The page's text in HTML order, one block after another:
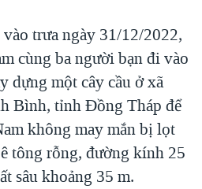
trưa ngày 31/12/2022,
cùng ba người bạn đi vào
dựng một cây cầu ở xã
Bình, tỉnh Đồng Tháp để
không may mắn bị lọt
tông rỗng, đường kính 25
sâu khoảng 35 m.